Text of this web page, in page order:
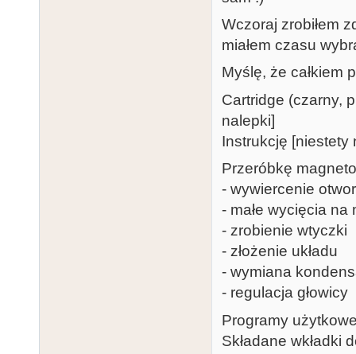
Wczoraj zrobiłem
miałem czasu
Myślę, że całkiem
Cartridge (czarny,
nalepki]
Instrukcję [niestety
Przeróbkę
- wywiercenie
- małe wycięcia na
- zrobienie wtyczki
- złożenie układu
- wymiana
- regulacja głowicy
Programy
Składane wkładki